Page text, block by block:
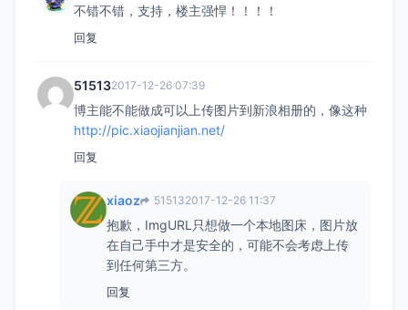
不错不错，支持，楼主强悍！！！！
回复
515132017-12-26 07:39
博主能不能做成可以上传图片到新浪相册的，像这种
http://pic.xiaojianjian.net/
回复
xiaoz 515132017-12-26 11:37
抱歉，ImgURL只想做一个本地图床，图片放
在自己手中才是安全的，可能不会考虑上传
到任何第三方。
回复